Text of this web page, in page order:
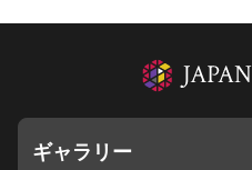
ギャラリー